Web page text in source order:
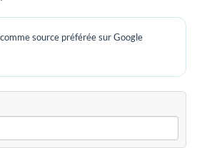
source préférée sur Google